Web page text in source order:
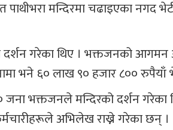
मन्दिरमा चढाइएका नगद
गरेका थिए । भक्तजनको
भने ६० लाख ९० हजार ८०० रुपैयाँ
जना भक्तजनले मन्दिरको दर्शन
अभिलेख राख्ने गरेका छन् ।